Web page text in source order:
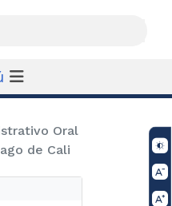
Oral
de Cali